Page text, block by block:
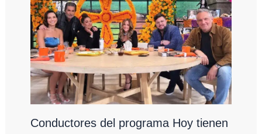
Conductores del programa Hoy tienen